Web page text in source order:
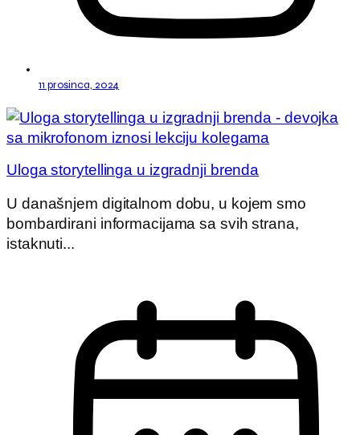
11 prosinca, 2024
Uloga storytellinga u izgradnji brenda
U današnjem digitalnom dobu, u kojem smo
bombardirani informacijama sa svih strana,
istaknuti...